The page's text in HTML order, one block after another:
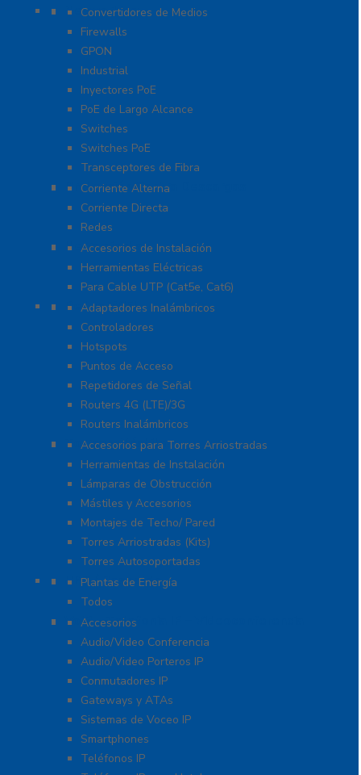
Networking
Convertidores de Medios
Firewalls
GPON
Industrial
Inyectores PoE
PoE de Largo Alcance
Switches
Switches PoE
Transceptores de Fibra
Protección Contra Descargas
Corriente Alterna
Corriente Directa
Redes
Herramientas
Accesorios de Instalación
Herramientas Eléctricas
Para Cable UTP (Cat5e, Cat6)
Redes WIFI
Adaptadores Inalámbricos
Controladores
Hotspots
Puntos de Acceso
Repetidores de Señal
Routers 4G (LTE)/3G
Routers Inalámbricos
Torres y Mástiles
Accesorios para Torres Arriostradas
Herramientas de Instalación
Lámparas de Obstrucción
Mástiles y Accesorios
Montajes de Techo/ Pared
Torres Arriostradas (Kits)
Torres Autosoportadas
UPS / Respaldo
Plantas de Energía
Todos
VoIP – Telefonía IP – Videoconferencia
Accesorios
Audio/Video Conferencia
Audio/Video Porteros IP
Conmutadores IP
Gateways y ATAs
Sistemas de Voceo IP
Smartphones
Teléfonos IP